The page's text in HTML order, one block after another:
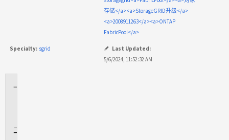
存储</a><a>StorageGRID升级</a>
<a>2008911263</a><a>ONTAP
FabricPool</a>
Specialty: sgrid
Last Updated:
5/6/2024, 11:52:32 AM